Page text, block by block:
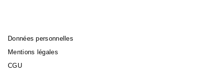
Données personnelles
Mentions légales
CGU